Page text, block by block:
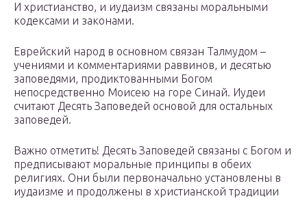
И христианство, и иудаизм связаны моральными
кодексами и законами.
Еврейский народ в основном связан Талмудом –
учениями и комментариями раввинов, и десятью
заповедями, продиктованными Богом
непосредственно Моисею на горе Синай. Иудеи
считают Десять Заповедей основой для остальных
заповедей.
Важно отметить! Десять Заповедей связаны с Богом и
предписывают моральные принципы в обеих
религиях. Они были первоначально установлены в
иудаизме и продолжены в христианской традиции